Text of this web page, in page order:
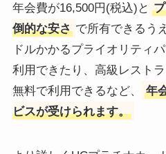
年会費が16,500円(税込)と
倒的な安さ で所有できるう
ドルかかるプライオリティ
利用できたり、高級レスト
無料で利用できるなど、
年
ビスが受けられます。